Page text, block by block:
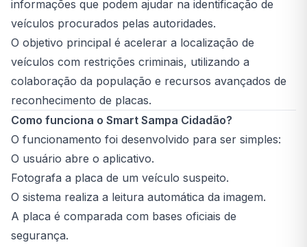
informações que podem ajudar na identificação de
veículos procurados pelas autoridades.
O objetivo principal é acelerar a localização de
veículos com restrições criminais, utilizando a
colaboração da população e recursos avançados de
reconhecimento de placas.
Como funciona o Smart Sampa Cidadão?
O funcionamento foi desenvolvido para ser simples:
O usuário abre o aplicativo.
Fotografa a placa de um veículo suspeito.
O sistema realiza a leitura automática da imagem.
A placa é comparada com bases oficiais de
segurança.